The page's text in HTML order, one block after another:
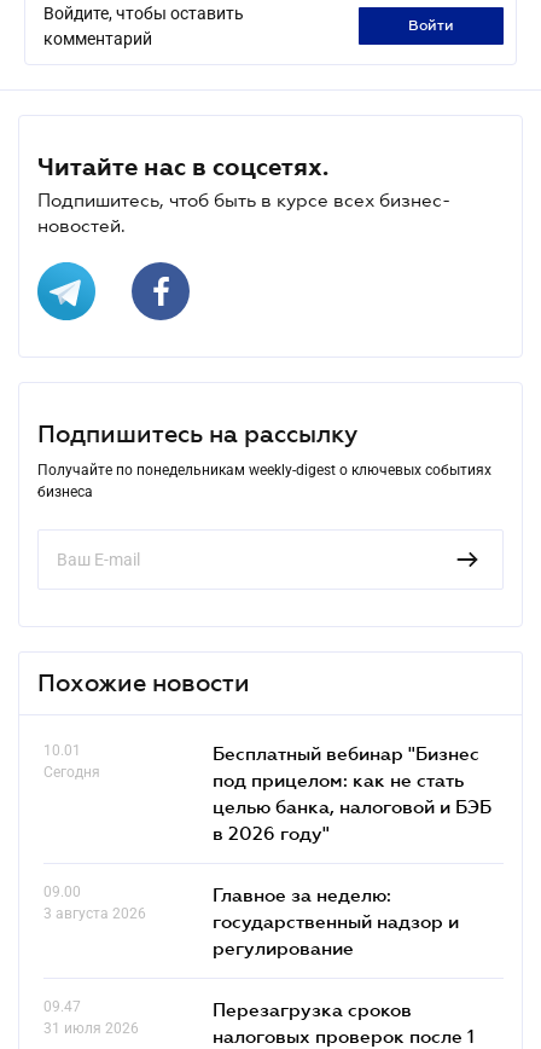
Войдите, чтобы оставить
комментарий
войти
Читайте нас в соцсетях.
Подпишитесь, чтоб быть в курсе всех бизнес-
новостей.
Подпишитесь на рассылку
Получайте по понедельникам weekly-digest о ключевых событиях
бизнеса
Похожие новости
10.01
Сегодня
Бесплатный вебинар "Бизнес
под прицелом: как не стать
целью банка, налоговой и БЭБ
в 2026 году"
09.00
3 августа 2026
Главное за неделю:
государственный надзор и
регулирование
09.47
31 июля 2026
Перезагрузка сроков
налоговых проверок после 1